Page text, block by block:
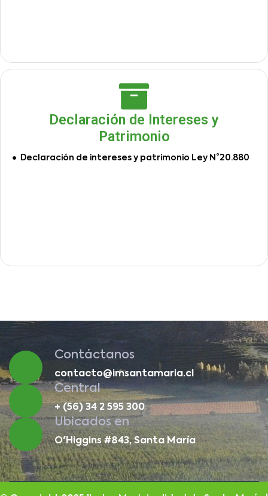
Declaración de Intereses y
Patrimonio
Declaración de intereses y patrimonio Ley N°20.880
Contáctanos
contacto@imsantamaria.cl
Central
+ (56) 34 2 595 300
Ubicados en
O'Higgins #843, Santa María